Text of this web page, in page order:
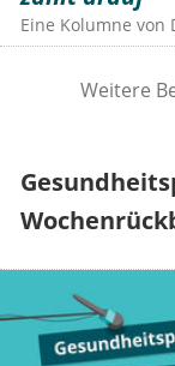
Eine Kolumne von
Weitere